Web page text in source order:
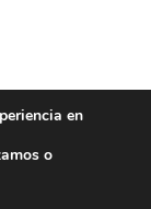
en
o